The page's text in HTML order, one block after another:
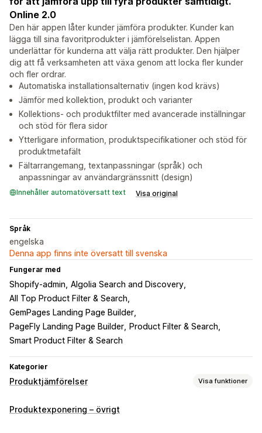
Online 2.0
Den här appen låter kunder jämföra produkter. Kunder kan
lägga till sina favoritprodukter i jämförelselistan. Appen
underlättar för kunderna att välja rätt produkter. Den hjälper
dig att få verksamheten att växa genom att locka fler kunder
och fler ordrar.
Automatiska installationsalternativ (ingen kod krävs)
Jämför med kollektion, produkt och varianter
Kollektions- och produktfilter med avancerade inställningar
och stöd för flera sidor
Ytterligare information, produktspecifikationer och stöd för
produktmetafält
Fältarrangemang, textanpassningar (språk) och
anpassningar av användargränssnitt (design)
Innehåller automatöversatt text Visa original
Språk
engelska
Denna app finns inte översatt till svenska
Fungerar med
Shopify-admin Algolia Search and Discovery
All Top Product Filter & Search
GemPages Landing Page Builder
PageFly Landing Page Builder
Product Filter & Search
Smart Product Filter & Search
Kategorier
Produktjämförelser Visa funktioner
Jämförelseverktyg
Produktexponering – övrigt